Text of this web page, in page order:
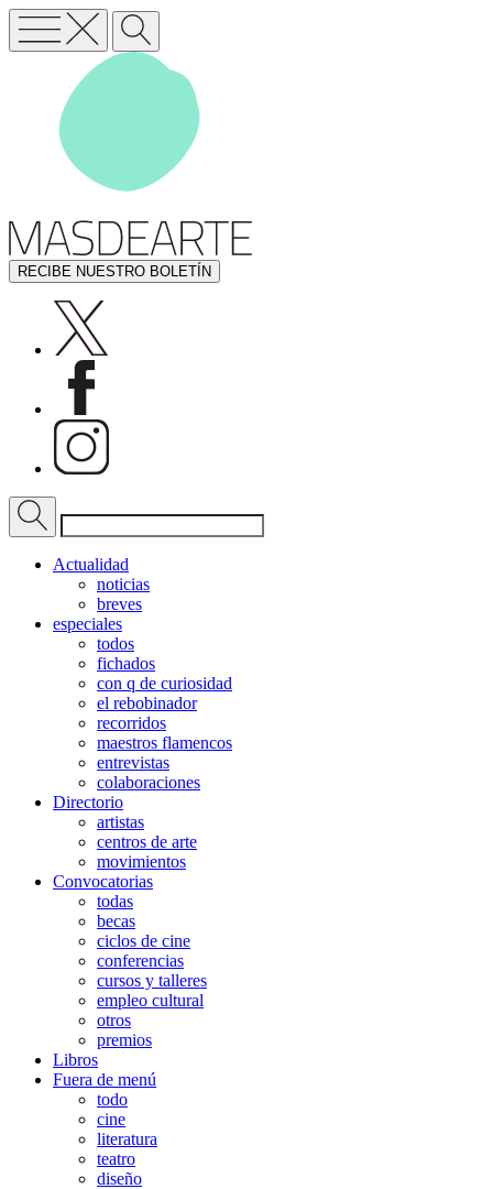
RECIBE NUESTRO BOLETÍN
Actualidad
noticias
breves
especiales
todos
fichados
con q de curiosidad
el rebobinador
recorridos
maestros flamencos
entrevistas
colaboraciones
Directorio
artistas
centros de arte
movimientos
Convocatorias
todas
becas
ciclos de cine
conferencias
cursos y talleres
empleo cultural
otros
premios
Libros
Fuera de menú
todo
cine
literatura
teatro
diseño